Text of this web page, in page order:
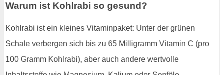
Warum ist Kohlrabi so gesund?
Kohlrabi ist ein kleines Vitaminpaket: Unter der grünen
Schale verbergen sich bis zu 65 Milligramm Vitamin C (pro
100 Gramm Kohlrabi), aber auch andere wertvolle